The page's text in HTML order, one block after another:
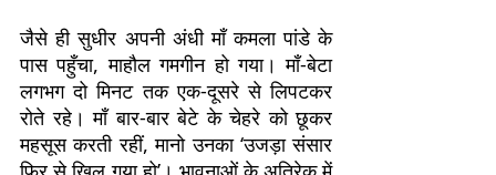
जैसे ही सुधीर अपनी अंधी माँ कमला पांडे के
पास पहुँचा, माहौल गमगीन हो गया। माँ-बेटा
लगभग दो मिनट तक एक-दूसरे से लिपटकर
रोते रहे। माँ बार-बार बेटे के चेहरे को छूकर
महसूस करती रहीं, मानो उनका ‘उजड़ा संसार